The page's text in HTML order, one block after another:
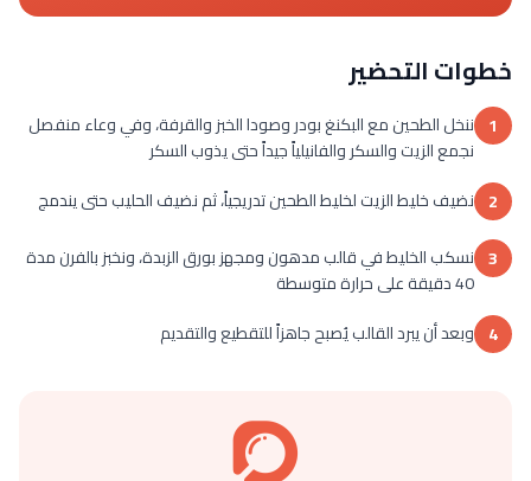
خطوات التحضير
1 ننخل الطحين مع البكنغ بودر وصودا الخبز والقرفة، وفي وعاء منفصل
نجمع الزيت والسكر والفانيلياً جيداً حتى يذوب السكر
2 نضيف خليط الزيت لخليط الطحين تدريجياً، ثم نضيف الحليب حتى يندمج
3 نسكب الخليط في قالب مدهون ومجهز بورق الزبدة، ونخبز بالفرن مدة
40 دقيقة على حرارة متوسطة
4 وبعد أن يبرد القالب يُصبح جاهزاً للتقطيع والتقديم